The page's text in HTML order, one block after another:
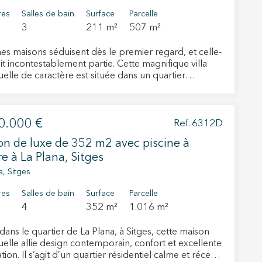
Salles de bain
3
Surface
211 m²
Parcelle
507 m²
maisons séduisent dès le premier regard, et celle-
incontestablement partie. Cette magnifique villa
de caractère est située dans un quartier
d'une excellente orientation sud-ouest et offre de
couchers de soleil, notamment depuis le séjour
parentale. Toutes les pièces sont extérieures,
luminosité exceptionnelle tout au long de la
ainsi qu'une cuisine ouverte contemporaine avec
créant un espace chaleureux et convivial, idéal
terrasse et un élégant espace détente, parfait
de l'extérieur. Ce niveau comprend
une chambre double et une salle de bains
€ Ref. 6312D
de luxe de 352 m2 avec piscine à
à La Plana, Sitges
Sitges
Salles de bain
4
Surface
352 m²
Parcelle
1.016 m²
le quartier de La Plana, à Sitges, cette maison
allie design contemporain, confort et excellente
Il s’agit d’un quartier résidentiel calme et récent,
actif